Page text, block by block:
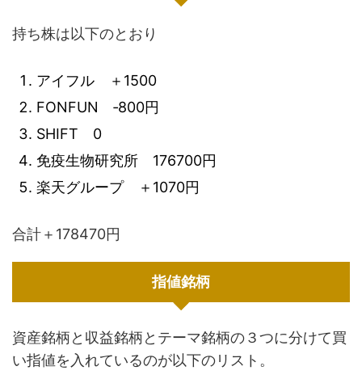
持ち株は以下のとおり
アイフル ＋1500
FONFUN ‐800円
SHIFT 0
免疫生物研究所 176700円
楽天グループ ＋1070円
合計＋178470円
指値銘柄
資産銘柄と収益銘柄とテーマ銘柄の３つに分けて買
い指値を入れているのが以下のリスト。